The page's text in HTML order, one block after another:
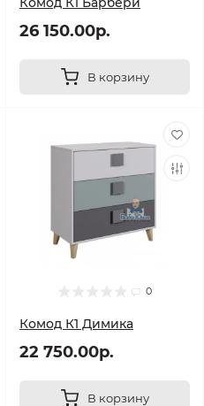
26 150.00р.
В корзину
0
Комод К1 Димика
22 750.00р.
В корзину